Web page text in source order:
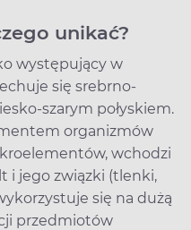
unikać?
występujący w
się srebrno-
szarym połyskiem.
organizmów
wchodzi
i jego związki (tlenki,
się na dużą
przedmiotów